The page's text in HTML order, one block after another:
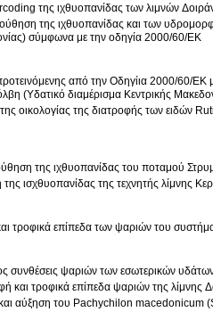
της ιχθυοπανίδας των λιμνών
της ιχθυοπανίδας και των
σύμφωνα με την οδηγία 2000/60/ΕΚ
από την Οδηγίια 2000/60/ΕΚ
(Υδατικό διαμέρισμα Κεντρικής
οικολογίας της διατροφής των ειδών
της ιχθυοπανίδας του ποταμού
ισχθυοπανίδας της τεχνητής λίμνης
τροφικά επίπεδα των ψαριών του
ψαριών των εσωτερικών
και τροφικά επίπεδα ψαριών της λίμνης
αύξηση του Pachychilon macedonicum